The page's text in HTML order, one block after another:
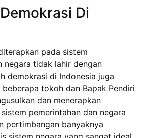
Di
pada sistem
negara tidak lahir dengan
demokrasi di Indonesia juga
tokoh dan Bapak Pendiri
dan menerapkan
pemerintahan dan negara
pertimbangan banyaknya